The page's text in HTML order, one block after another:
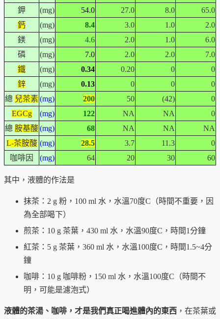
鉀 (mg) 54.0 27.0 8.0
65.0
鈣
(mg) 8.4 3.0 1.0
2.0
鎂
(mg) 4.6 2.0 1.0
6.0
磷
(mg) 7.0 2.0 2.0
7.0
鐵
(mg) 0.34 0.20 0
0
鋅
(mg) 0.13 0 0
0
總 兒茶素(mg) 200 50 (42)
0
EGCg
(mg) 122 NA NA
0
總 胺基酸(mg) 68 NA NA
NA
L-茶胺酸 (mg) 28.5 3.7 11.3
0
咖啡因
(mg) 64 20 30 60
其中，液體的作法是
抹茶：2 g 粉，100 ml 水，水溫70度C（時間不重要，因
為全部喝下）
煎茶：10 g 茶葉，430 ml 水，水溫90度C，時間1分鐘
紅茶：5 g 茶葉，360 ml 水，水溫100度C，時間1.5~4分
鐘
咖啡：10 g 咖啡粉，150 ml 水，水溫100度C（時間不
明，可能是濾泡式）
液體的茶湯、咖啡，才是我們真正喝進體內的東西 ，在茶葉或